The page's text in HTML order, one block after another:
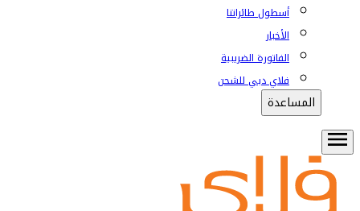
أسطول طائراتنا
الأخبار
الفاتورة الضريبية
فلاي دبي للشحن
المساعدة